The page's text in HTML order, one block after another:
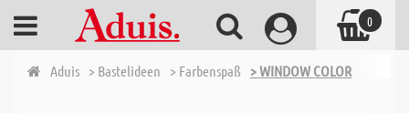
Aduis > Bastelideen > Farbenspaß > WINDOW COLOR
0